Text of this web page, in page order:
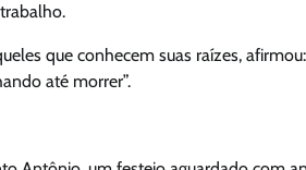
que conhecem suas raízes,
até morrer”.